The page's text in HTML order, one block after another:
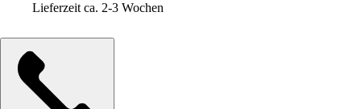
Lieferzeit ca. 2-3 Wochen